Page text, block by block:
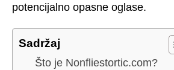
potencijalno opasne oglase.
Sadržaj
Što je Nonfliestortic.com?